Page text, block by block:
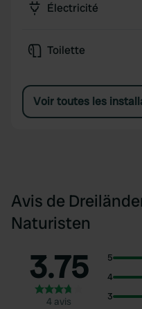
Électricité
Toilette
Voir toutes les
Avis de
Naturisten
3.75
4 avis
5
4
3